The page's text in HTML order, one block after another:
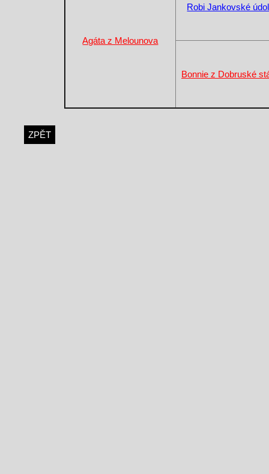
Agáta z Melounova
Robi Jankovské
Bonnie z Dobruské
ZPĚT